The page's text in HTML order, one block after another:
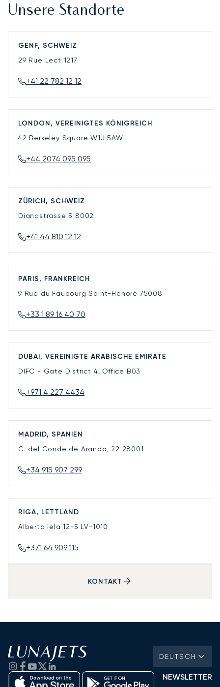
Unsere Standorte
GENF, SCHWEIZ
29 Rue Lect 1217
+41 22 782 12 12
LONDON, VEREINIGTES KÖNIGREICH
42 Berkeley SquareW1J 5AW
+44 2074 095 095
ZÜRICH, SCHWEIZ
Dianastrasse 5 8002
+41 44 810 12 12
PARIS, FRANKREICH
9 Rue du Faubourg Saint-Honoré 75008
+33 1 89 16 40 70
DUBAI, VEREINIGTE ARABISCHE EMIRATE
DIFC - Gate District 4, Office B03
+971 4 227 4434
MADRID, SPANIEN
C. del Conde de Aranda, 22 28001
+34 915 907 299
RIGA, LETTLAND
Alberta iela 12-5 LV-1010
+371 64 909 115
KONTAKT
DEUTSCH
NEWSLETTER